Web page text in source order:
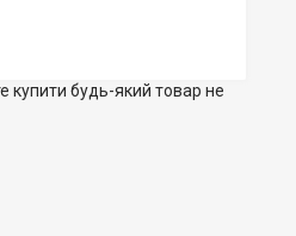
купити будь-який товар не